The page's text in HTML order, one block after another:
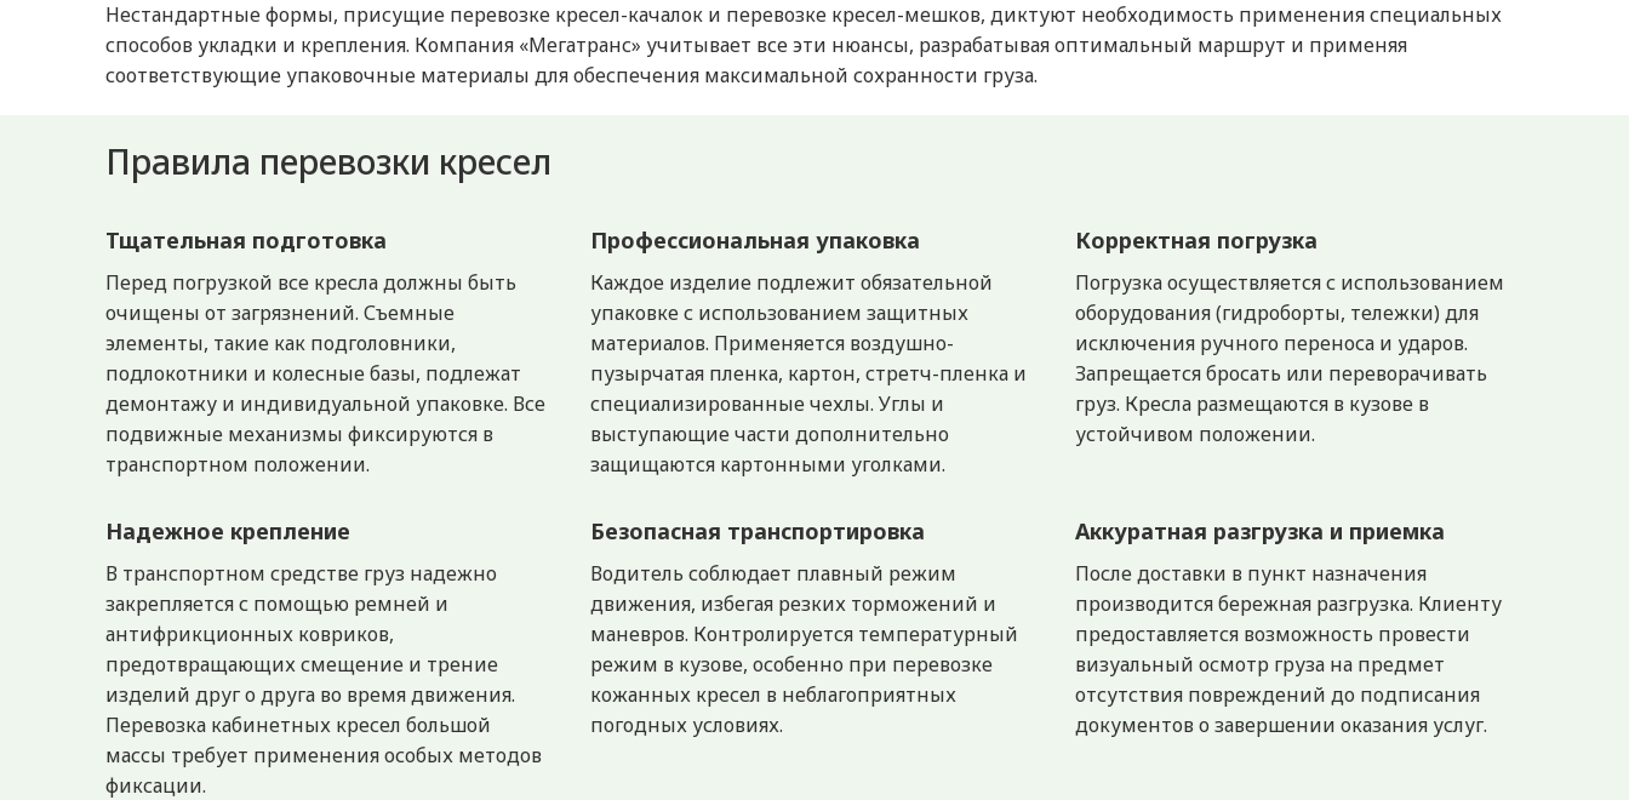
Нестандартные формы, присущие перевозке кресел-качалок и перевозке кресел-мешков, диктуют необходимость применения специальных
способов укладки и крепления. Компания «Мегатранс» учитывает все эти нюансы, разрабатывая оптимальный маршрут и применяя
соответствующие упаковочные материалы для обеспечения максимальной сохранности груза.
Правила перевозки кресел
Тщательная подготовка
Перед погрузкой все кресла должны быть
очищены от загрязнений. Съемные
элементы, такие как подголовники,
подлокотники и колесные базы, подлежат
демонтажу и индивидуальной упаковке. Все
подвижные механизмы фиксируются в
транспортном положении.
Профессиональная упаковка
Каждое изделие подлежит обязательной
упаковке с использованием защитных
материалов. Применяется воздушно-
пузырчатая пленка, картон, стретч-пленка и
специализированные чехлы. Углы и
выступающие части дополнительно
защищаются картонными уголками.
Корректная погрузка
Погрузка осуществляется с использованием
оборудования (гидроборты, тележки) для
исключения ручного переноса и ударов.
Запрещается бросать или переворачивать
груз. Кресла размещаются в кузове в
устойчивом положении.
Надежное крепление
В транспортном средстве груз надежно
закрепляется с помощью ремней и
антифрикционных ковриков,
предотвращающих смещение и трение
изделий друг о друга во время движения.
Перевозка кабинетных кресел большой
массы требует применения особых методов
фиксации.
Безопасная транспортировка
Водитель соблюдает плавный режим
движения, избегая резких торможений и
маневров. Контролируется температурный
режим в кузове, особенно при перевозке
кожанных кресел в неблагоприятных
погодных условиях.
Аккуратная разгрузка и приемка
После доставки в пункт назначения
производится бережная разгрузка. Клиенту
предоставляется возможность провести
визуальный осмотр груза на предмет
отсутствия повреждений до подписания
документов о завершении оказания услуг.